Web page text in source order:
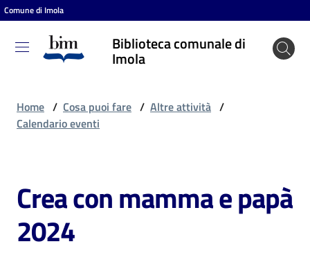
Vai al contenuto
Vai alla navigazione
Vai al footer
Comune di Imola
Biblioteca comunale di
Imola
Biblioteca
comunale
Cosa
puoi
fare
Home / Cosa puoi fare / Altre attività /
Calendario eventi
Salta al contenuto
Crea con mamma e papà
2024